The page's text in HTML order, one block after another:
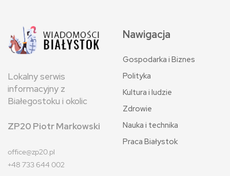
Lokalny serwis
informacyjny z
Białegostoku i okolic
ZP20 Piotr Markowski
office@zp20.pl
+48 733 644 002
Nawigacja
Gospodarka i Biznes
Polityka
Kultura i ludzie
Zdrowie
Nauka i technika
Praca Białystok